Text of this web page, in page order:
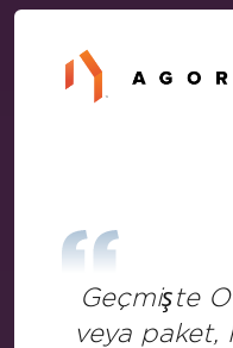
Geçmişte
veya paket,